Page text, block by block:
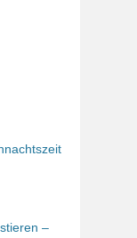
–